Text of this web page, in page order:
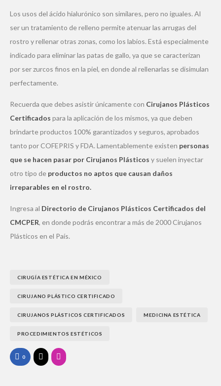
Los usos del ácido hialurónico son similares, pero no iguales. Al
ser un tratamiento de relleno permite atenuar las arrugas del
rostro y rellenar otras zonas, como los labios. Está especialmente
indicado para eliminar las patas de gallo, ya que se caracterizan
por ser zurcos finos en la piel, en donde al rellenarlas se disimulan
perfectamente.
Recuerda que debes asistir únicamente con Cirujanos Plásticos
Certificados para la aplicación de los mismos, ya que deben
brindarte productos 100% garantizados y seguros, aprobados
tanto por COFEPRIS y FDA. Lamentablemente existen personas
que se hacen pasar por Cirujanos Plásticos y suelen inyectar
otro tipo de productos no aptos que causan daños
irreparables en el rostro.
Ingresa al Directorio de Cirujanos Plásticos Certificados del
CMCPER, en donde podrás encontrar a más de 2000 Cirujanos
Plásticos en el País.
CIRUGÍA ESTÉTICA EN MÉXICO
CIRUJANO PLÁSTICO CERTIFICADO
CIRUJANOS PLÁSTICOS CERTIFICADOS MEDICINA ESTÉTICA
PROCEDIMIENTOS ESTÉTICOS
0